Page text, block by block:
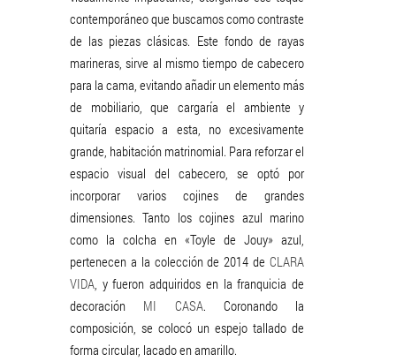
contemporáneo que buscamos como contraste
de las piezas clásicas. Este fondo de rayas
marineras, sirve al mismo tiempo de cabecero
para la cama, evitando añadir un elemento más
de mobiliario, que cargaría el ambiente y
quitaría espacio a esta, no excesivamente
grande, habitación matrinomial. Para reforzar el
espacio visual del cabecero, se optó por
incorporar varios cojines de grandes
dimensiones. Tanto los cojines azul marino
como la colcha en «Toyle de Jouy» azul,
pertenecen a la colección de 2014 de CLARA
VIDA, y fueron adquiridos en la franquicia de
decoración MI CASA. Coronando la
composición, se colocó un espejo tallado de
forma circular, lacado en amarillo.